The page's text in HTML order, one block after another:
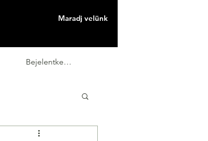
Maradj velünk
Bejelentkezés